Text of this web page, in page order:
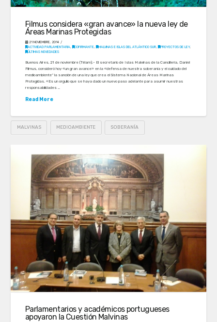
Filmus considera «gran avance» la nueva ley de
Áreas Marinas Protegidas
21 NOVIEMBRE, 2014
ACTIVIDAD PARLAMENTARIA, COFIRMANTE, MALVINAS E ISLAS DEL ATLÁNTICO SUR, PROYECTOS DE LEY,
ÚLTIMAS NOVEDADES
Buenos Aires, 21 de noviembre (Télam).- El secretario de Islas Malvinas de la Cancillería, Daniel
Filmus, consideró hoy «un gran avance» en la «defensa de nuestra soberanía y el cuidado del
medioambiente” la sanción de una ley que crea el Sistema Nacional de Áreas Marinas
Protegidas. «Es un orgullo que se haya dado un nuevo paso adelante para asumir nuestras
responsabilidades …
Read More
MALVINAS MEDIOAMBIENTE SOBERANÍA
Parlamentarios y académicos portugueses
apoyaron la Cuestión Malvinas